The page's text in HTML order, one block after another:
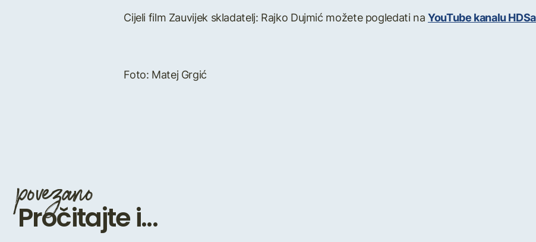
Cijeli film Zauvijek skladatelj: Rajko Dujmić možete pogledati naYouTube kanalu
Foto: Matej Grgić
povezano
Pročitajte i...